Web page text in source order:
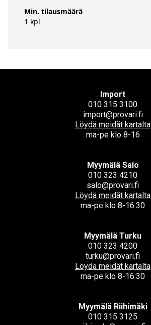
Min. tilausmäärä
1 kpl
Import
010 315 3100
import@provari.fi
Löydä meidät kartalta
ma-pe klo 8-16
Myymälä Salo
010 323 4210
salo@provari.fi
Löydä meidät kartalta
ma-pe klo 8-16:30
Myymälä Turku
010 323 4200
turku@provari.fi
Löydä meidät kartalta
ma-pe klo 8-16:30
Myymälä Riihimäki
010 315 3125